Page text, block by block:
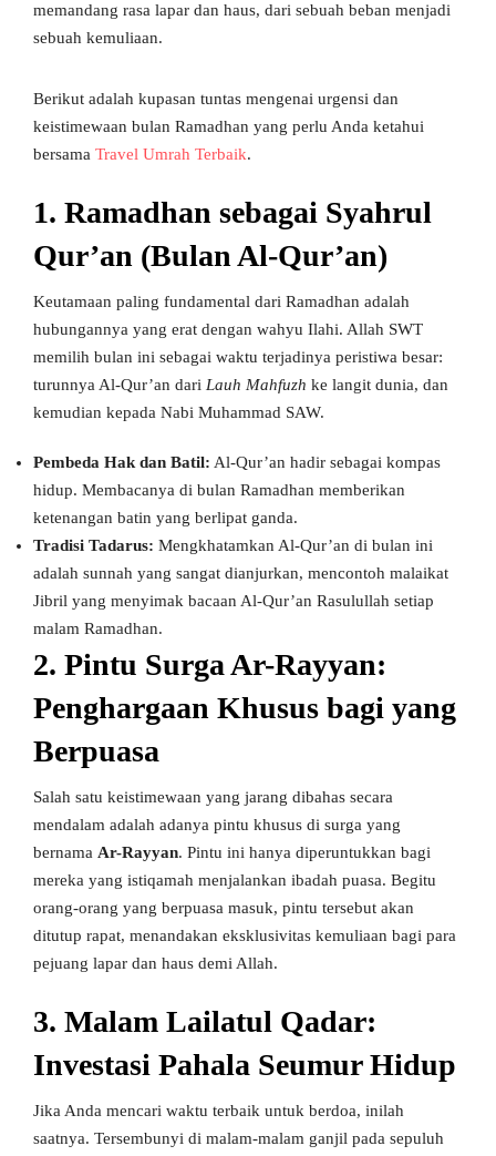
memandang rasa lapar dan haus, dari sebuah beban menjadi
sebuah kemuliaan.
Berikut adalah kupasan tuntas mengenai urgensi dan
keistimewaan bulan Ramadhan yang perlu Anda ketahui
bersama Travel Umrah Terbaik.
1. Ramadhan sebagai Syahrul
Qur’an (Bulan Al-Qur’an)
Keutamaan paling fundamental dari Ramadhan adalah
hubungannya yang erat dengan wahyu Ilahi. Allah SWT
memilih bulan ini sebagai waktu terjadinya peristiwa besar:
turunnya Al-Qur’an dari Lauh Mahfuzh ke langit dunia, dan
kemudian kepada Nabi Muhammad SAW.
Pembeda Hak dan Batil: Al-Qur’an hadir sebagai kompas
hidup. Membacanya di bulan Ramadhan memberikan
ketenangan batin yang berlipat ganda.
Tradisi Tadarus: Mengkhatamkan Al-Qur’an di bulan ini
adalah sunnah yang sangat dianjurkan, mencontoh malaikat
Jibril yang menyimak bacaan Al-Qur’an Rasulullah setiap
malam Ramadhan.
2. Pintu Surga Ar-Rayyan:
Penghargaan Khusus bagi yang
Berpuasa
Salah satu keistimewaan yang jarang dibahas secara
mendalam adalah adanya pintu khusus di surga yang
bernama Ar-Rayyan. Pintu ini hanya diperuntukkan bagi
mereka yang istiqamah menjalankan ibadah puasa. Begitu
orang-orang yang berpuasa masuk, pintu tersebut akan
ditutup rapat, menandakan eksklusivitas kemuliaan bagi para
pejuang lapar dan haus demi Allah.
3. Malam Lailatul Qadar:
Investasi Pahala Seumur Hidup
Jika Anda mencari waktu terbaik untuk berdoa, inilah
saatnya. Tersembunyi di malam-malam ganjil pada sepuluh